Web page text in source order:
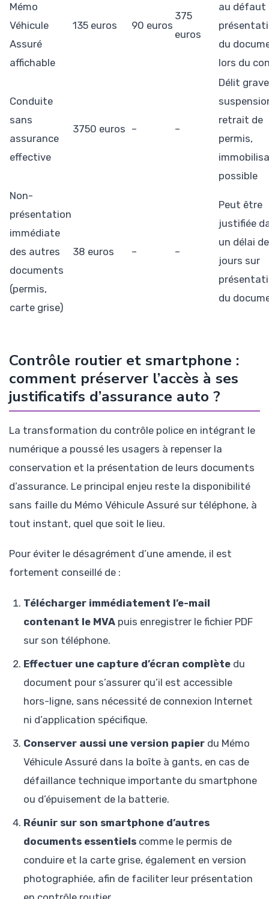
Mémo
Véhicule
Assuré
affichable
135 euros 90 euros
375
euros
au défaut
du
lors du
Conduite
sans
assurance
effective
3750 euros – –
Délit
retrait de
permis,
possible
Non-
présentation
immédiate
des autres
documents
(permis,
carte grise)
38 euros – –
Peut être
justifiée
un délai
jours sur
du
Contrôle routier et smartphone :
comment préserver l’accès à ses
justificatifs d’assurance auto ?
La transformation du contrôle police en intégrant le
numérique a poussé les usagers à repenser la
conservation et la présentation de leurs documents
d’assurance. Le principal enjeu reste la disponibilité
sans faille du Mémo Véhicule Assuré sur téléphone, à
tout instant, quel que soit le lieu.
Pour éviter le désagrément d’une amende, il est
fortement conseillé de :
Télécharger immédiatement l’e-mail
contenant le MVA puis enregistrer le fichier PDF
sur son téléphone.
Effectuer une capture d’écran complète du
document pour s’assurer qu’il est accessible
hors-ligne, sans nécessité de connexion Internet
ni d’application spécifique.
Conserver aussi une version papier du Mémo
Véhicule Assuré dans la boîte à gants, en cas de
défaillance technique importante du smartphone
ou d’épuisement de la batterie.
Réunir sur son smartphone d’autres
documents essentiels comme le permis de
conduire et la carte grise, également en version
photographiée, afin de faciliter leur présentation